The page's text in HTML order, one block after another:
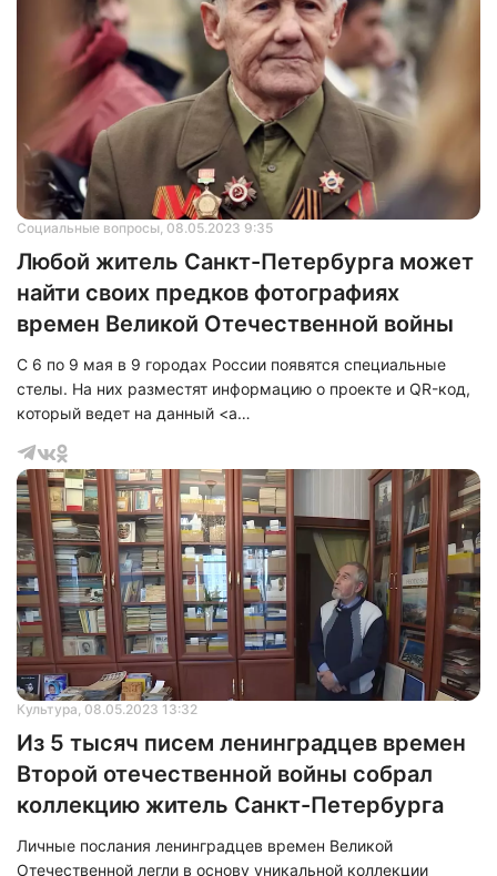
Социальные вопросы, 08.05.2023 9:35
Любой житель Санкт-Петербурга может
найти своих предков фотографиях
времен Великой Отечественной войны
С 6 по 9 мая в 9 городах России появятся специальные
стелы. На них разместят информацию о проекте и QR-код,
который ведет на данный <a
архив фотографий времен Великой Отечественной войны.
Культура, 08.05.2023 13:32
Из 5 тысяч писем ленинградцев времен
Второй отечественной войны собрал
коллекцию житель Санкт-Петербурга
Личные послания ленинградцев времен Великой
Отечественной легли в основу уникальной коллекции